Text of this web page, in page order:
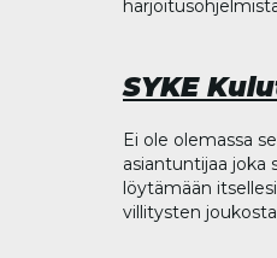
SYKE
Ei ole olemassa
asiantuntijaa joka
löytämään
villitysten